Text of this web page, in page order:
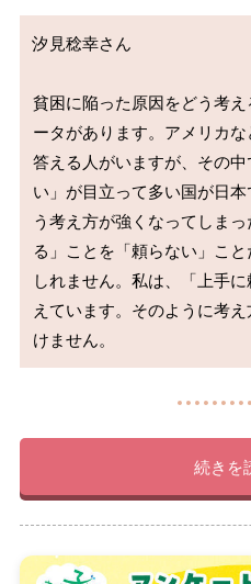
汐見稔幸さん
貧困に陥った原因をどう考
ータがあります。アメリカ
答える人がいますが、その
い」が目立って多い国が日
う考え方が強くなってしま
る」ことを「頼らない」こ
しれません。私は、「上手
えています。そのように考
続きを